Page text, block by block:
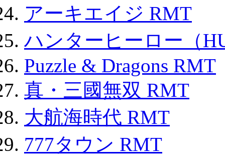
アーキエイジ RMT
ハンターヒーロー（
Puzzle & Dragons RMT
真・三國無双 RMT
大航海時代 RMT
777タウン RMT